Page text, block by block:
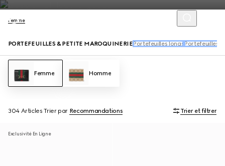
Femme
PORTEFEUILLES & PETITE MAROQUINERIE Portefeuilles longs Portefeuilles
Femme Homme
304 Articles Trier par Recommandations Trier et filtrer
Exclusivité En Ligne